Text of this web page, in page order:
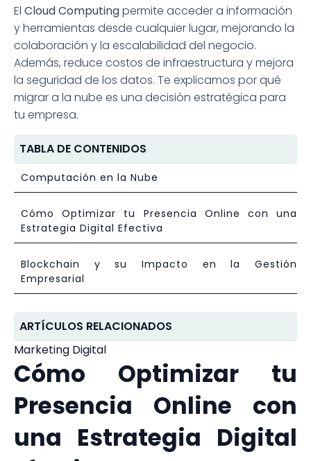
TABLA DE CONTENIDOS
Computación en la Nube
Cómo Optimizar tu Presencia Online con una
Estrategia Digital Efectiva
Blockchain y su Impacto en la Gestión
Empresarial
ARTÍCULOS RELACIONADOS
Marketing Digital
Cómo Optimizar tu
Presencia Online con
una Estrategia Digital
El Cloud Computingpermite acceder a información
y herramientas desde cualquier lugar, mejorando la
colaboración y la escalabilidad del negocio.
Además, reduce costos de infraestructura y mejora
la seguridad de los datos. Te explicamos por qué
migrar a la nube es una decisión estratégica para
tu empresa.